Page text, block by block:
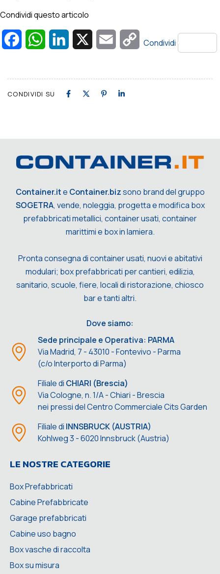
Condividi questo articolo
FacebookWhatsAppLinkedIn Email
Copy
Condividi
CONDIVIDI SU
Container.ite Container.bizsono brand del gruppo
SOGETRA, vende, noleggia, progetta e modifica box
prefabbricati metallici, container usati, container
marittimi e box in lamiera.
Pronta consegna di container usati, nuovi e abitativi
modulari; box prefabbricati per cantieri, edilizia,
sanitario, scuole, fiere, locali di ristorazione, chiosco
bar e tanti altri.
Dove siamo:
Sede principale e Operativa: PARMA
Via Madrid, 7 - 43010 - Fontevivo - Parma
(c/o Interporto di Parma)
Filiale di CHIARI (Brescia)
Via Cologne, n. 1/A - Chiari - Brescia
nei pressi del Centro Commerciale Cits Garden
Filiale di INNSBRUCK (AUSTRIA)
Kohlweg 3 - 6020 Innsbruck (Austria)
LE NOSTRE CATEGORIE
Box Prefabbricati
Cabine Prefabbricate
Garage prefabbricati
Cabine uso bagno
Box vasche di raccolta
Box su misura